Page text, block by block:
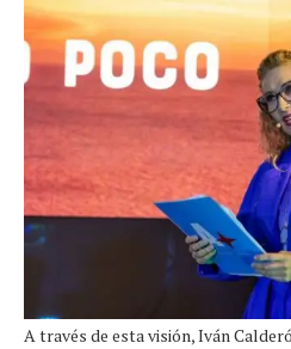
A través de esta visión, Iván